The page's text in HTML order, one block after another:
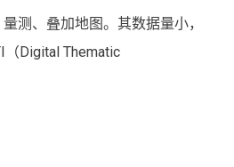
测、叠加地图。其数据量小，
Digital Thematic